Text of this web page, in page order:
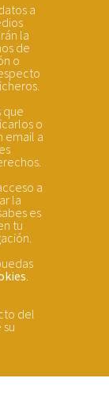
a
la
de
o
que
o
email a
a
la
es
tu
del